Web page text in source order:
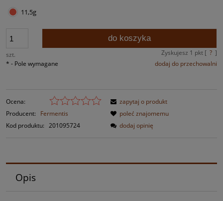
11,5g
szt.
do koszyka
Zyskujesz 1 pkt [ ? ]
dodaj do przechowalni
* - Pole wymagane
Ocena:
Producent:
Fermentis
Kod produktu: 201095724
zapytaj o produkt
poleć znajomemu
dodaj opinię
Opis